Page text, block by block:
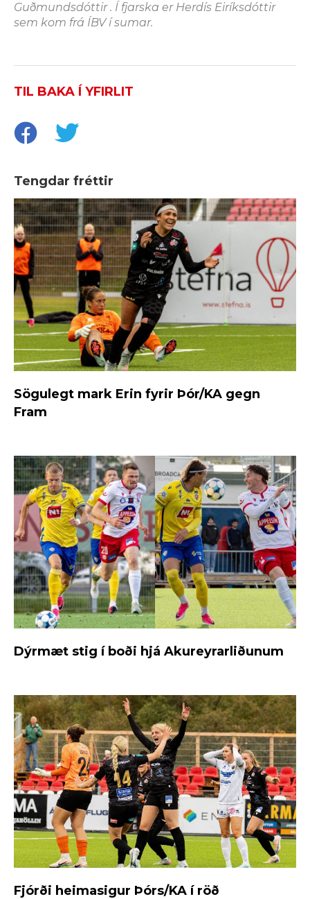
Guðmundsdóttir . Í fjarska er Herdís Eiríksdóttir
sem kom frá ÍBV í sumar.
TIL BAKA Í YFIRLIT
Tengdar fréttir
Sögulegt mark Erin fyrir Þór/KA gegn
Fram
Dýrmæt stig í boði hjá Akureyrarliðunum
Fjórði heimasigur Þórs/KA í röð